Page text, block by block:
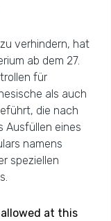
verhindern, hat
ab dem 27.
für
als auch
die nach
Ausfüllen eines
namens
speziellen
at this